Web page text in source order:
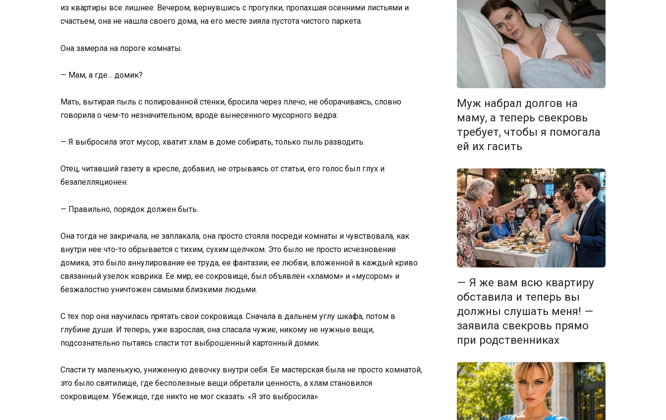
из квартиры все лишнее. Вечером, вернувшись с прогулки, пропахшая осенними листьями и
счастьем, она не нашла своего дома, на его месте зияла пустота чистого паркета.
Она замерла на пороге комнаты.
— Мам, а где… домик?
Мать, вытирая пыль с полированной стенки, бросила через плечо, не оборачиваясь, словно
говорила о чем-то незначительном, вроде вынесенного мусорного ведра:
— Я выбросила этот мусор, хватит хлам в доме собирать, только пыль разводить.
Отец, читавший газету в кресле, добавил, не отрываясь от статьи, его голос был глух и
безапелляционен:
— Правильно, порядок должен быть.
Она тогда не закричала, не заплакала, она просто стояла посреди комнаты и чувствовала, как
внутри нее что-то обрывается с тихим, сухим щелчком. Это было не просто исчезновение
домика, это было аннулирование ее труда, ее фантазии, ее любви, вложенной в каждый криво
связанный узелок коврика. Ее мир, ее сокровище, был объявлен «хламом» и «мусором» и
безжалостно уничтожен самыми близкими людьми.
С тех пор она научилась прятать свои сокровища. Сначала в дальнем углу шкафа, потом в
глубине души. И теперь, уже взрослая, она спасала чужие, никому не нужные вещи,
подсознательно пытаясь спасти тот выброшенный картонный домик.
Спасти ту маленькую, униженную девочку внутри себя. Ее мастерская была не просто комнатой,
это было святилище, где бесполезные вещи обретали ценность, а хлам становился
сокровищем. Убежище, где никто не мог сказать: «Я это выбросила».
Муж набрал долгов на
маму, а теперь свекровь
требует, чтобы я помогала
ей их гасить
— Я же вам всю квартиру
обставила и теперь вы
должны слушать меня! —
заявила свекровь прямо
при родственниках